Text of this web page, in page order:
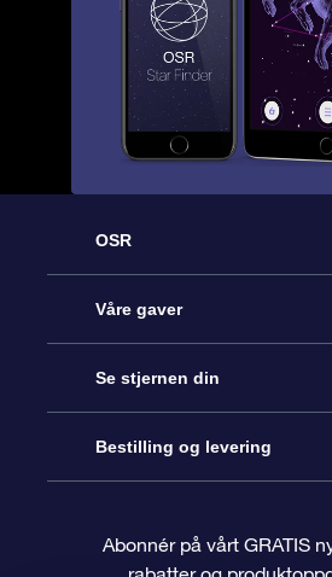
OSR
Kundeservice
Kontakt oss
Bloggen
Våre gaver
Online Stjernegave
OSR Gavepakke
Se stjernen din
Star Register
Bestilling og levering
Abonnér på vårt GRATIS